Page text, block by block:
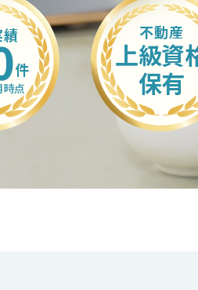
績
件
時点
不動産
上級資
保有